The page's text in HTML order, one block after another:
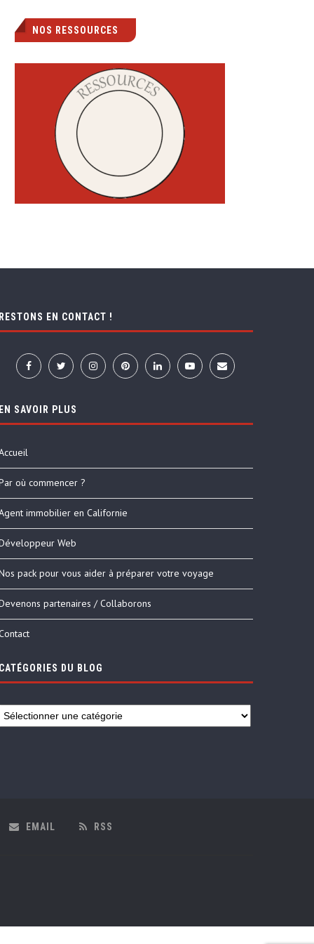
NOS RESSOURCES
RESTONS EN CONTACT !
EN SAVOIR PLUS
où commencer ?
immobilier en Californie
Web
pack pour vous aider à préparer votre voyage
partenaires / Collaborons
CATÉGORIES DU BLOG
EMAIL RSS